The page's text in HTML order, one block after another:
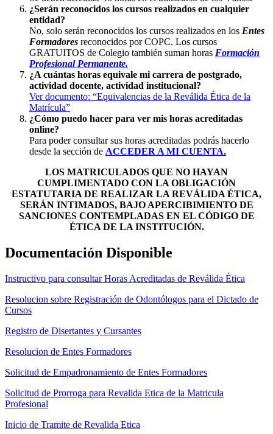
¿Serán reconocidos los cursos realizados en cualquier
entidad?
No, solo serán reconocidos los cursos realizados en los Entes
Formadores reconocidos por COPC. Los cursos
GRATUITOS de Colegio también suman horas Formación
Profesional Permanente.
¿A cuántas horas equivale mi carrera de postgrado,
actividad docente, actividad institucional?
Ver documento: “Equivalencias de la Reválida Ética de la
Matrícula”
¿Cómo puedo hacer para ver mis horas acreditadas
online?
Para poder consultar sus horas acreditadas podrás hacerlo
desde la sección de ACCEDER A MI CUENTA.
LOS MATRICULADOS QUE NO HAYAN
CUMPLIMENTADO CON LA OBLIGACIÓN
ESTATUTARIA DE REALIZAR LA REVÁLIDA ÉTICA,
SERÁN INTIMADOS, BAJO APERCIBIMIENTO DE
SANCIONES CONTEMPLADAS EN EL CÓDIGO DE
ÉTICA DE LA INSTITUCIÓN.
Documentación Disponible
Instructivo para consultar Horas Acreditadas de Reválida Ética
Resolucion sobre Registración de Odontólogos para el Dictado de
Cursos
Registro de Disertantes y Cursantes
Resolucion de Entes Formadores
Solicitud de Empadronamiento de Entes Formadores
Solicitud de Prorroga para Revalida Etica de la Matricula
Profesional
Inicio de Tramite de Revalida Etica